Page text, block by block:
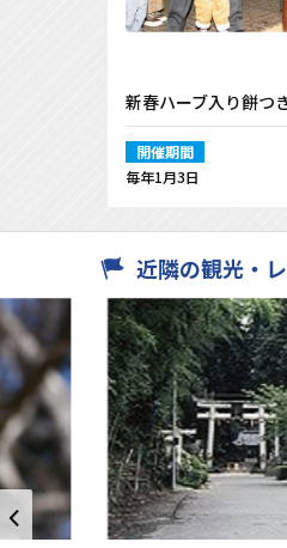
新春ハーブ入り餅つ
開催期間
毎年1月3日
近隣の観光・